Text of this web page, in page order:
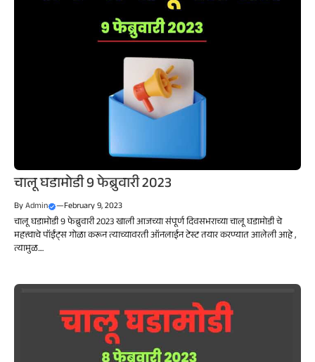
चालू घडामोडी 9 फेब्रुवारी 2023
ByAdmin —February 9, 2023
चालू घडामोडी 9 फेब्रुवारी 2023 खाली आजच्या संपूर्ण दिवसभराच्या चालू घडामोडी चे
महत्त्वाचे पॉईंट्स गोळा करून त्याच्यावरती ऑनलाईन टेस्ट तयार करण्यात आलेली आहे ,
त्यामुळ....